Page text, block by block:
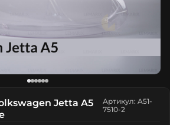
Jetta A5
Артикул: A51-
7510-2